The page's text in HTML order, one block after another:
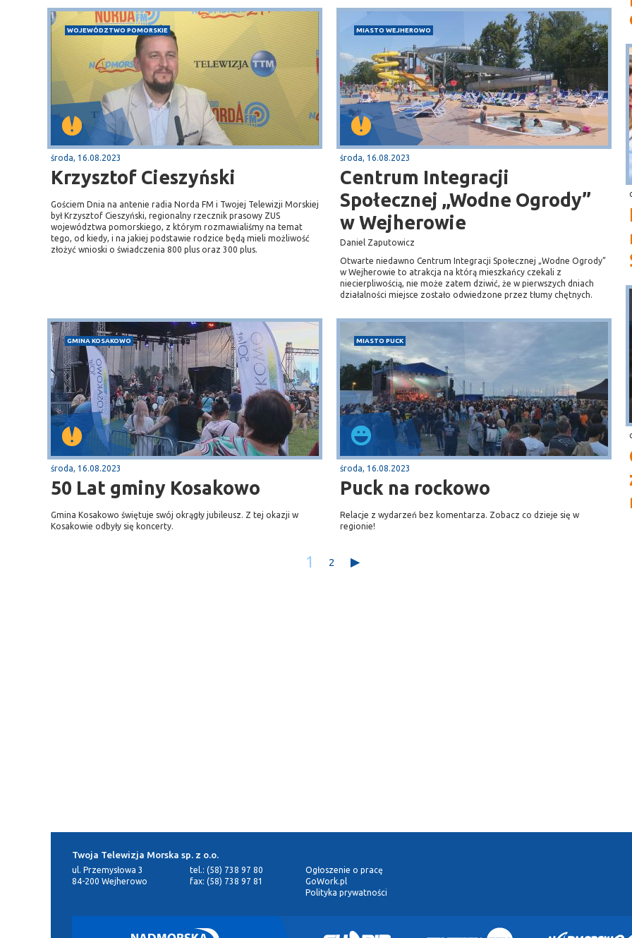
WOJEWÓDZTWO POMORSKIE
środa, 16.08.2023
Krzysztof Cieszyński
Gościem Dnia na antenie radia Norda FM i Twojej Telewizji Morskiej
był Krzysztof Cieszyński, regionalny rzecznik prasowy ZUS
województwa pomorskiego, z którym rozmawialiśmy na temat
tego, od kiedy, i na jakiej podstawie rodzice będą mieli możliwość
złożyć wnioski o świadczenia 800 plus oraz 300 plus.
MIASTO WEJHEROWO
środa, 16.08.2023
Centrum Integracji
Społecznej „Wodne Ogrody”
w Wejherowie
Daniel Zaputowicz
Otwarte niedawno Centrum Integracji Społecznej „Wodne Ogrody”
w Wejherowie to atrakcja na którą mieszkańcy czekali z
niecierpliwością, nie może zatem dziwić, że w pierwszych dniach
działalności miejsce zostało odwiedzone przez tłumy chętnych.
GMINA KOSAKOWO
środa, 16.08.2023
50 Lat gminy Kosakowo
Gmina Kosakowo świętuje swój okrągły jubileusz. Z tej okazji w
Kosakowie odbyły się koncerty.
MIASTO PUCK
środa, 16.08.2023
Puck na rockowo
Relacje z wydarzeń bez komentarza. Zobacz co dzieje się w
regionie!
1 2
Twoja Telewizja Morska sp. z o.o.
ul. Przemysłowa 3
84-200 Wejherowo
tel.: (58) 738 97 80
fax: (58) 738 97 81
Ogłoszenie o pracę
GoWork.pl
Polityka prywatności